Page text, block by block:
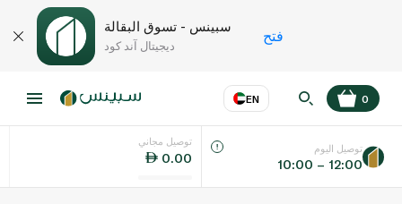
سبينس - تسوق البقالة
ديجيتال آند كود
فتح
EN
اللغة عر
0
توصيل مجاني
0.00
توصيل اليوم
10:00 – 12:00